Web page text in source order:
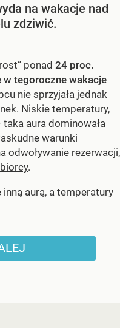
na wakacje nad
zdziwić.
ponad 24 proc.
w tegoroczne wakacje
nie sprzyjała jednak
Niskie temperatury,
aura dominowała
warunki
odwoływanie rezerwacji,
.
aurą, a temperatury